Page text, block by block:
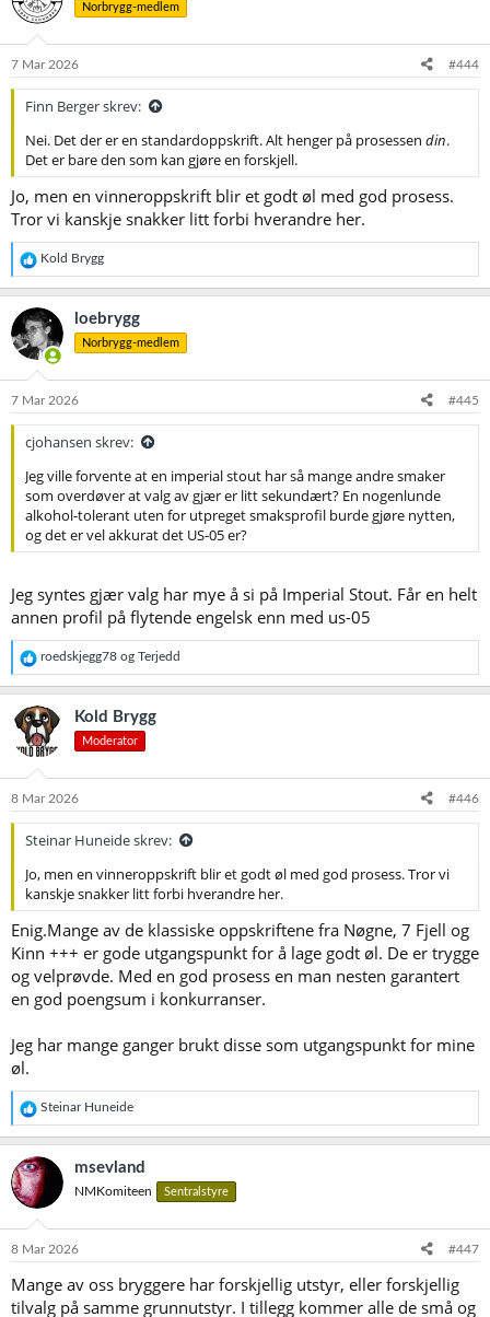
Norbrygg-medlem
7 Mar 2026 #444
Finn Berger skrev:
Nei. Det der er en standardoppskrift. Alt henger på prosessen din.
Det er bare den som kan gjøre en forskjell.
Jo, men en vinneroppskrift blir et godt øl med god prosess.
Tror vi kanskje snakker litt forbi hverandre her.
R
e
a
k
s
j
o
e
Kold Brygg
loebrygg
Norbrygg-medlem
7 Mar 2026 #445
cjohansen skrev:
Jeg ville forvente at en imperial stout har så mange andre smaker
som overdøver at valg av gjær er litt sekundært? En nogenlunde
alkohol-tolerant uten for utpreget smaksprofil burde gjøre nytten,
og det er vel akkurat det US-05 er?
Jeg syntes gjær valg har mye å si på Imperial Stout. Får en helt
annen profil på flytende engelsk enn med us-05
R
e
a
k
s
j
o
e
roedskjegg78 og Terjedd
Kold Brygg
Moderator
8 Mar 2026 #446
Steinar Huneide skrev:
Jo, men en vinneroppskrift blir et godt øl med god prosess. Tror vi
kanskje snakker litt forbi hverandre her.
Enig.Mange av de klassiske oppskriftene fra Nøgne, 7 Fjell og
Kinn +++ er gode utgangspunkt for å lage godt øl. De er trygge
og velprøvde. Med en god prosess en man nesten garantert
en god poengsum i konkurranser.
Jeg har mange ganger brukt disse som utgangspunkt for mine
øl.
R
e
a
k
s
j
o
e
:
Steinar Huneide
msevland
NMKomiteen Sentralstyre
8 Mar 2026 #447
Mange av oss bryggere har forskjellig utstyr, eller forskjellig
tilvalg på samme grunnutstyr. I tillegg kommer alle de små og